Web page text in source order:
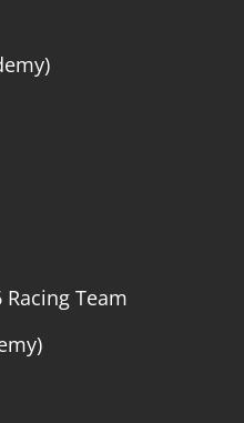
Team